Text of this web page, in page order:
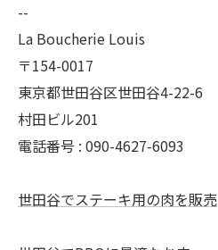
--
La Boucherie Louis
〒154-0017
東京都世田谷区世田谷4-22-6
村田ビル201
電話番号 : 090-4627-6093
世田谷でステーキ用の肉を販売